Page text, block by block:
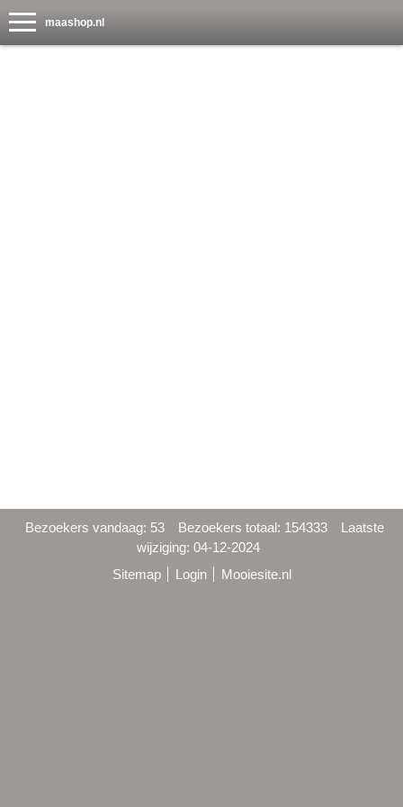
maashop.nl
Bezoekers vandaag: 53 Bezoekers totaal: 154333
Laatste
wijziging: 04-12-2024
Sitemap
Login Mooiesite.nl